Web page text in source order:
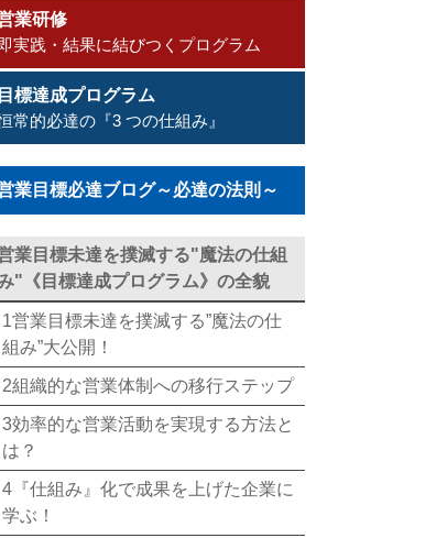
業研修
実践・結果に結びつくプログラム
目標達成プログラム
常的必達の『3 つの仕組み』
業目標必達ブログ～必達の法則～
業目標未達を撲滅する"魔法の仕組
"《目標達成プログラム》の全貌
1営業目標未達を撲滅する”魔法の仕
組み”大公開！
2組織的な営業体制への移行ステップ
3効率的な営業活動を実現する方法と
は？
4『仕組み』化で成果を上げた企業に
学ぶ！